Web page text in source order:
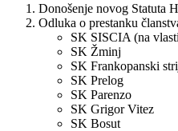
Donošenje novog Statuta
Odluka o prestanku
SK SISCIA (na
SK Žminj
SK Frankopanski
SK Prelog
SK Parenzo
SK Grigor Vitez
SK Bosut